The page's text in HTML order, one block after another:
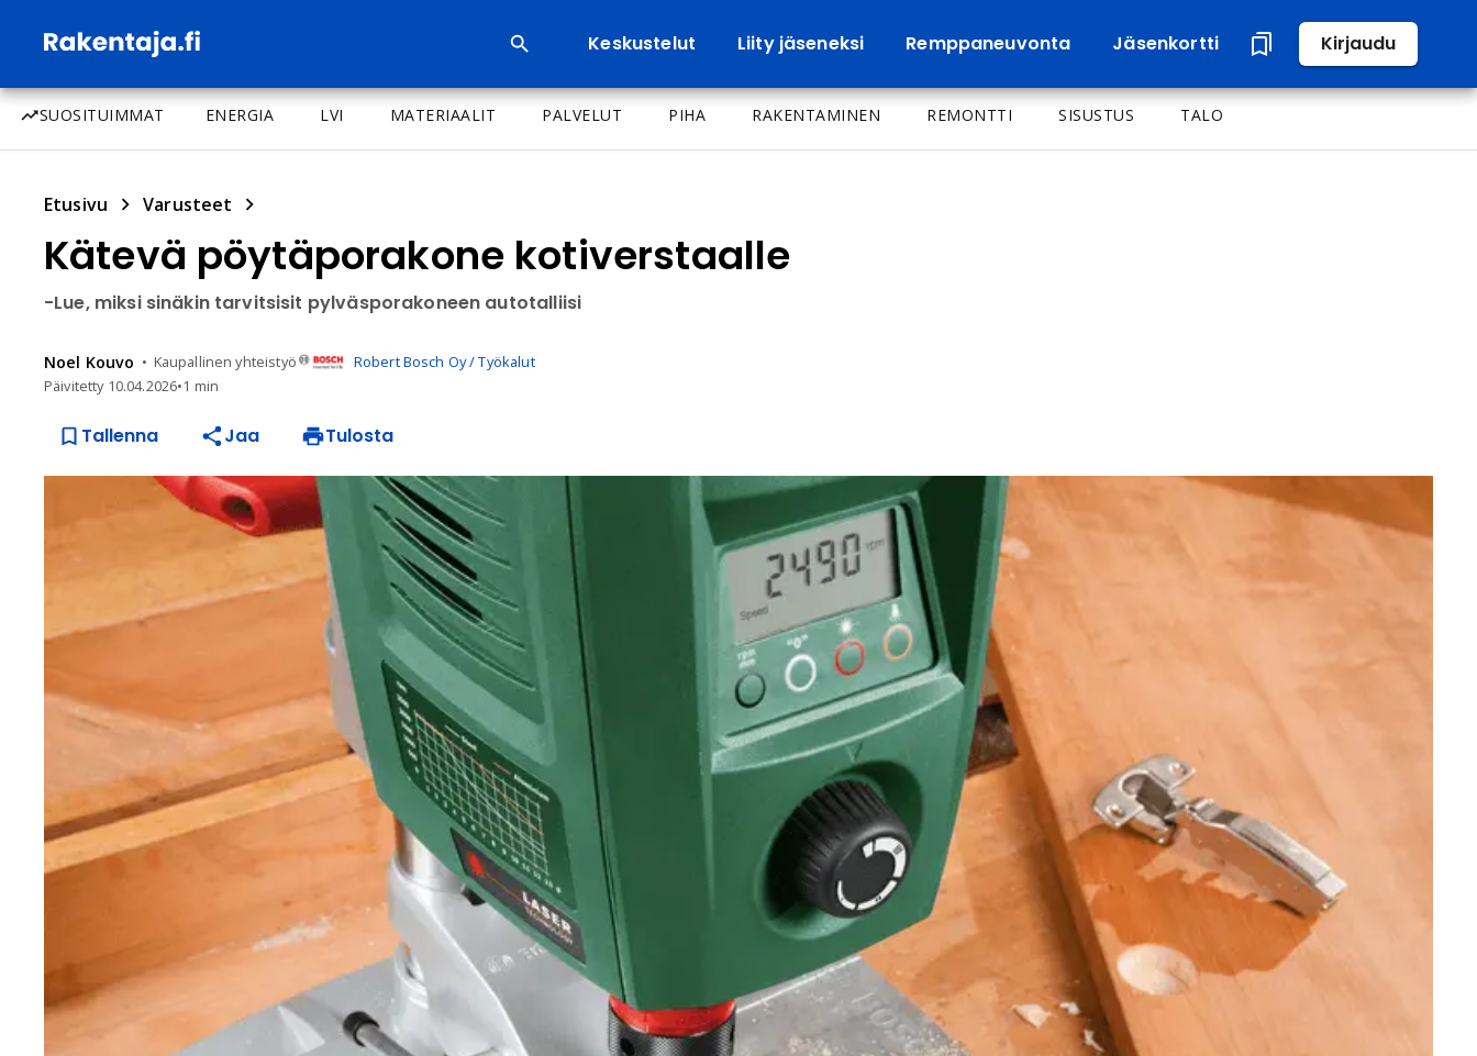
Keskustelut Liity jäseneksi Remppaneuvonta Jäsenkortti Kirjaudu
SUOSITUIMMAT ENERGIA LVI MATERIAALIT PALVELUT PIHA RAKENTAMINEN REMONTTI SISUSTUS TALO
Etusivu Varusteet
Kätevä pöytäporakone kotiverstaalle
-Lue, miksi sinäkin tarvitsisit pylväsporakoneen autotalliisi
Noel Kouvo Kaupallinen yhteistyö
Robert Bosch Oy / Työkalut
Päivitetty 10.04.2026•1 min
Tallenna Jaa Tulosta